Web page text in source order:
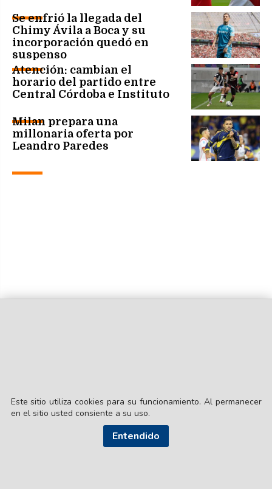
Se enfrió la llegada del
Chimy Ávila a Boca y su
incorporación quedó en
suspenso
Atención: cambian el
horario del partido entre
Central Córdoba e Instituto
Milan prepara una
millonaria oferta por
Leandro Paredes
Director Editorial: Lic. Gustavo Eduardo Ick
Este sitio utiliza cookies para su funcionamiento. Al permanecer
en el sitio usted consiente a su uso.
Entendido